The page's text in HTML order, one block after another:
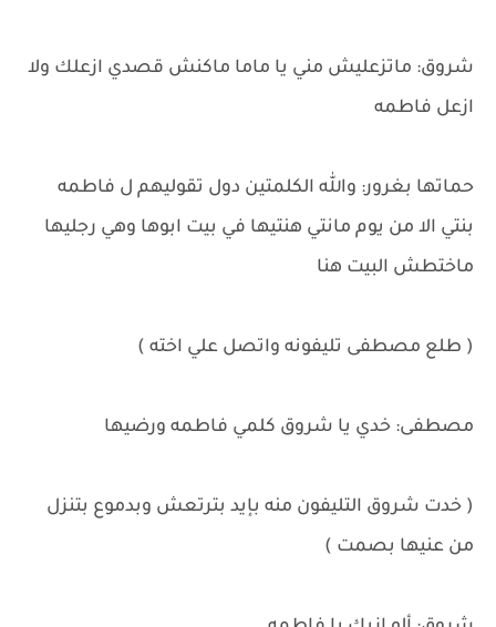
شروق: ماتزعليش مني يا ماما ماكنش قصدي ازعلك ولا
ازعل فاطمه
حماتها بغرور: والله الكلمتين دول تقوليهم ل فاطمه
بنتي الا من يوم مانتي هنتيها في بيت ابوها وهي رجليها
ماختطش البيت هنا
( طلع مصطفى تليفونه واتصل علي اخته )
مصطفى: خدي يا شروق كلمي فاطمه ورضيها
( خدت شروق التليفون منه بإيد بترتعش وبدموع بتنزل
من عنيها بصمت )